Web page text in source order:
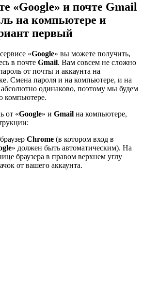
«Google» и почте Gmail
на компьютере и
первый
«Google» вы можете получить,
в почте Gmail. Вам совсем не сложно
от почты и аккаунта на
Смена пароля и на компьютере, и на
абсолютно одинаково, поэтому мы будем
компьютере.
от «Google» и Gmail на компьютере,
Chrome (в котором вход в
» должен быть автоматическим). На
браузера в правом верхнем углу
от вашего аккаунта.